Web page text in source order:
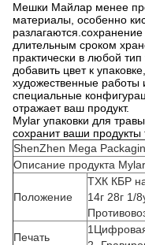
Мешки Майлар менее
материалы, особенно
длительным сроком
практически в любой
добавить цвет к
художественные работы
специальные
отражает ваш продукт.
Mylar упаковки для
сохранит ваши
ShenZhen Mega
Описание продукта
Положение
ТХК КБР
14г 28г 1/
Печать